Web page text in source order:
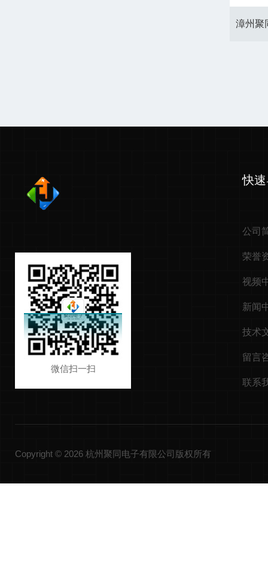
微信扫一扫
快
公司
荣誉
视频
新闻
技术
留言
联系
Copyright © 2026 杭州聚同电子有限公司版权所有